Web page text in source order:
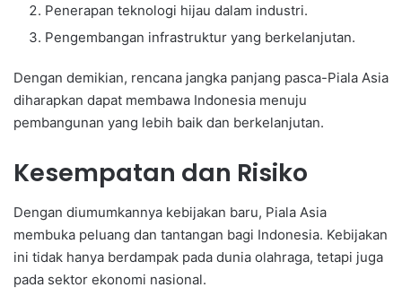
Penerapan teknologi hijau dalam industri.
Pengembangan infrastruktur yang berkelanjutan.
Dengan demikian, rencana jangka panjang pasca-Piala Asia
diharapkan dapat membawa Indonesia menuju
pembangunan yang lebih baik dan berkelanjutan.
Kesempatan dan Risiko
Dengan diumumkannya kebijakan baru, Piala Asia
membuka peluang dan tantangan bagi Indonesia. Kebijakan
ini tidak hanya berdampak pada dunia olahraga, tetapi juga
pada sektor ekonomi nasional.